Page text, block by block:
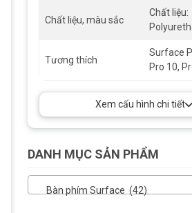
chuyên
Copilot,
phương
chuột
Chất liệu, màu sắc
Chất liệu:
Tương thích
Surface
Pro 10,
Xem cấu hình chi tiết
DANH MỤC SẢN PHẨM
Bàn phím Surface (42)